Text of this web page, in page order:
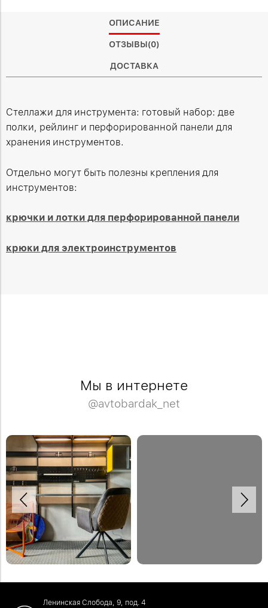
ОПИСАНИЕ
ОТЗЫВЫ(0)
ДОСТАВКА
Стеллажи для инструмента: готовый набор: две
полки, рейлинг и перфорированной панели для
хранения инструментов.
Отдельно могут быть полезны крепления для
инструментов:
крючки и лотки для перфорированной панели
крюки для электроинструментов
Мы в интернете
@avtobardak_net
Рабочее место в мастерской может
быть и удобным и красивым.
Закрепить откидной стол можно на
любой высоте, чтобы было удобно
сидеть или работать стоя.
места по телефону: +7 (499) 136-96-
Сочетание дерева и чёрного металла
Ленинская Слобода, 9, под. 4